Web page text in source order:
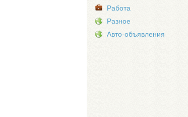
Работа
Разное
Авто-объявления